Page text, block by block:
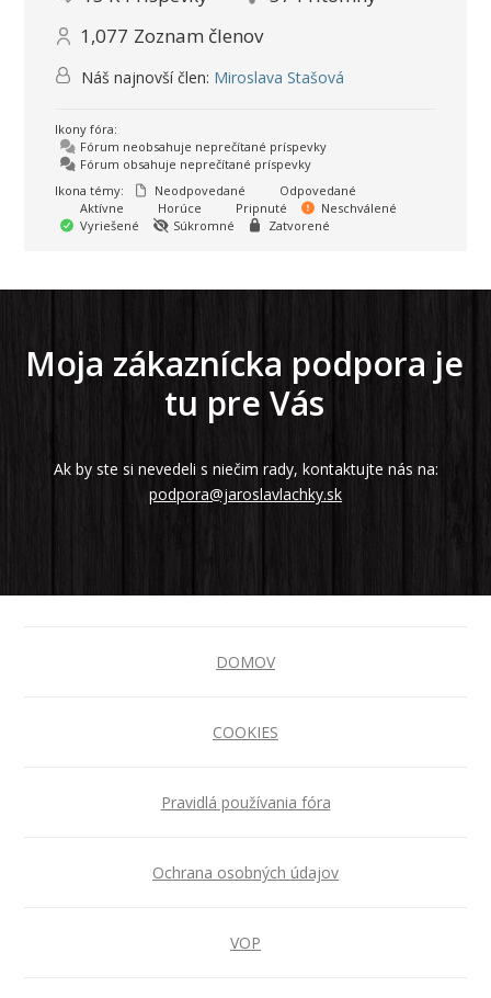
1,077 Zoznam členov
Náš najnovší člen: Miroslava Stašová
Ikony fóra:
Fórum neobsahuje neprečítané príspevky
Fórum obsahuje neprečítané príspevky
Ikona témy:
Neodpovedané
Odpovedané
Aktívne
Horúce Pripnuté
Neschválené
Vyriešené
Súkromné Zatvorené
Moja zákaznícka podpora je
tu pre Vás
Ak by ste si nevedeli s niečim rady, kontaktujte nás na:
podpora@jaroslavlachky.sk
DOMOV
COOKIES
Pravidlá používania fóra
Ochrana osobných údajov
VOP